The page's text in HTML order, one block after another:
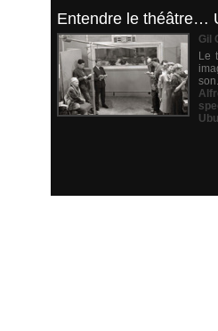
Entendre le théâtre…
Gil
Le
Ubu